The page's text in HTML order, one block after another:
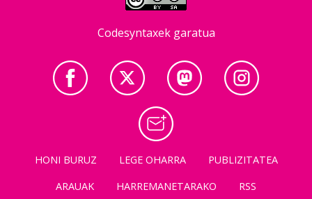
Codesyntaxek garatua
HONI BURUZ LEGE OHARRA
PUBLIZITATEA
ARAUAK
HARREMANETARAKO RSS